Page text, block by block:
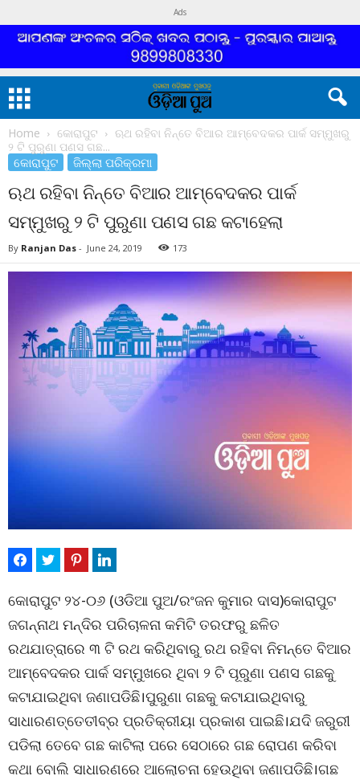
Ads
Home କୋରାପୁଟ
ଋଥ ରହିବା ନିନ୍ତେ ବିଆର ଆମ୍ବେଦକର ପାର୍କ ସମ୍ମୁଖରୁ
୨ ଟି ପୁରୁଣା ପଣସ ଗଛ...
କୋରାପୁଟ ଜିଲ୍ଲା ପରିକ୍ରମା
ଋଥ ରହିବା ନିନ୍ତେ ବିଆର ଆମ୍ବେଦକର ପାର୍କ
ସମ୍ମୁଖରୁ ୨ ଟି ପୁରୁଣା ପଣସ ଗଛ କଟାହେଲା
By Ranjan Das - June 24, 2019 173
କୋରାପୁଟ ୨୪-୦୬ (ଓଡିଆ ପୁଅ/ରଂଜନ କୁମାର ଦାସ)କୋରାପୁଟ
ଜଗନ୍ନାଥ ମନ୍ଦିର ପରିଚାଳନା କମିଟି ତରଫରୁ ଛଳିତ
ରଥଯାତ୍ରାରେ ୩ ଟି ରଥ କରିଥିବାରୁ ରଥ ରହିବା ନିମନ୍ତେ ବିଆର
ଆମ୍ବେଦକର ପାର୍କ ସମ୍ମୁଖରେ ଥିବା ୨ ଟି ପୂରୁଣା ପଣସ ଗଛକୁ
କଟାଯାଇଥିବା ଜଣାପଡିଛି।ପୁରୁଣା ଗଛକୁ କଟାଯାଇଥିବାରୁ
ସାଧାରଣତ୍ତେତୀବ୍ର ପ୍ରତିକ୍ରୀୟା ପ୍ରକାଶ ପାଇଛି।ଯଦି ଜରୁରୀ
ପଡିଲା ତେବେ ଗଛ କାଟିଲା ପରେ ସେଠାରେ ଗଛ ରୋପଣ କରିବା
କଥା ବୋଲି ସାଧାରଣରେ ଆଲୋଚନା ହେଉଥିବା ଜଣାପଡିଛି।ଗଛ